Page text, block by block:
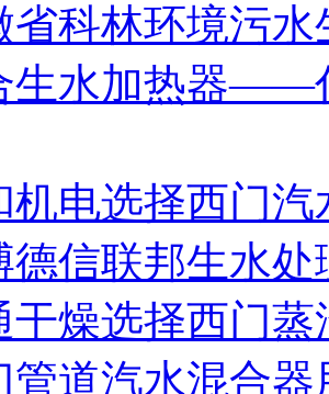
省科林环境污
生水加热器——
机电选择西门
德信联邦生水处
干燥选择西门
管道汽水混合